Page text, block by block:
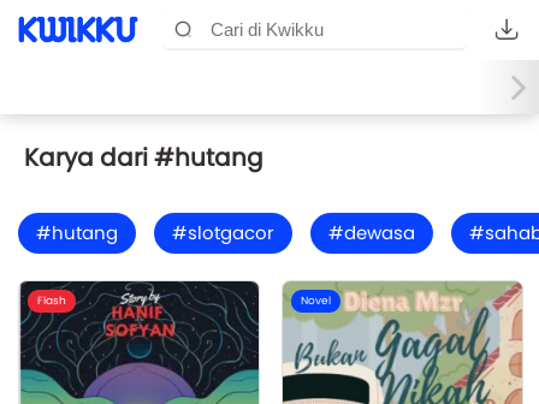
Karya dari #hutang
#hutang #slotgacor #dewasa
Flash Novel